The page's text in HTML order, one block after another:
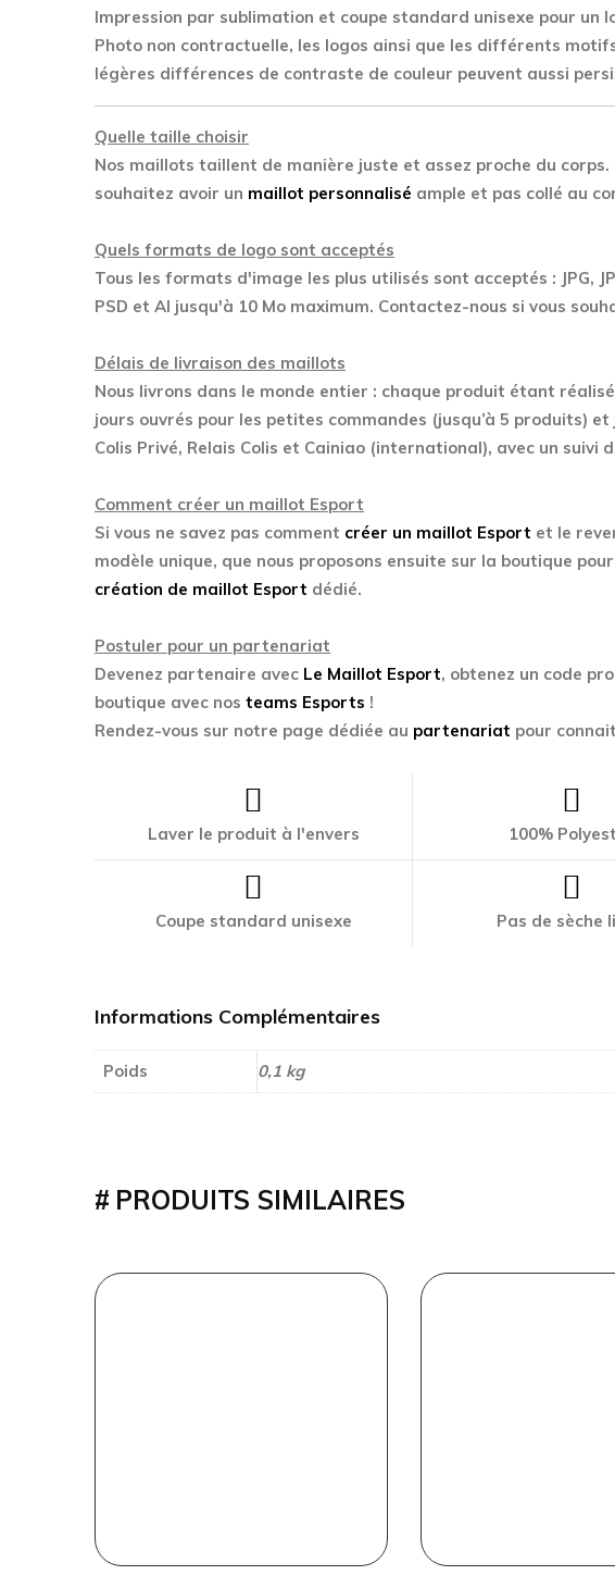
Impression par sublimation et coupe standard unisexe pour un
Photo non contractuelle, les logos ainsi que les différents
légères différences de contraste de couleur peuvent aussi
Quelle taille choisir
Nos maillots taillent de manière juste et assez proche du
souhaitez avoir un maillot personnalisé ample et pas collé au
Quels formats de logo sont acceptés
Tous les formats d'image les plus utilisés sont acceptés : JPG,
PSD et AI jusqu'à 10 Mo maximum. Contactez-nous si vous
Délais de livraison des maillots
Nous livrons dans le monde entier : chaque produit étant
jours ouvrés pour les petites commandes (jusqu’à 5 produits)
Colis Privé, Relais Colis et Cainiao (international), avec un suivi
Comment créer un maillot Esport
Si vous ne savez pas comment créer un maillot Esport et le
modèle unique, que nous proposons ensuite sur la boutique
création de maillot Esport dédié.
Postuler pour un partenariat
Devenez partenaire avec Le Maillot Esport, obtenez un code
boutique avec nos teams Esports !
Rendez-vous sur notre page dédiée au partenariat pour
Laver le produit à l'envers 100%
Coupe standard unisexe Pas de sèche
Informations Complémentaires
Poids 0,1 kg
PRODUITS SIMILAIRES